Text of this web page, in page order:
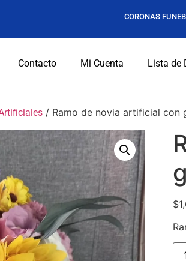
CORONAS
Contacto Mi Cuenta Lista de
/ Ramo de novia artificial con
$